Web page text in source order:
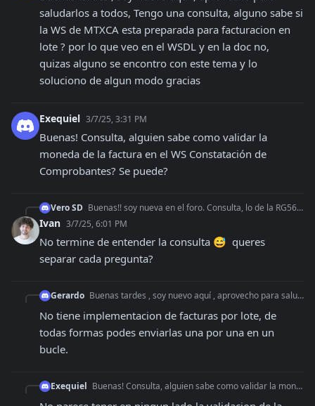
saludarlos a todos, Tengo una consulta, alguno sabe si
la WS de MTXCA esta preparada para facturacion en
lote ? por lo que veo en el WSDL y en la doc no,
quizas alguno se encontro con este tema y lo
soluciono de algun modo gracias
Exequiel 3/7/25, 3:31 PM
Buenas! Consulta, alguien sabe como validar la
moneda de la factura en el WS Constatación de
Comprobantes? Se puede?
Vero SD Buenas!! soy nueva en el foro. Consulta, lo de la RG5616 ya está implementado en Homologación en el regimen 2758 de Exportación ? o solo los locales 4291 y deta
Ivan 3/7/25, 6:01 PM
No termine de entender la consulta 😅  queres
separar cada pregunta?
Gerardo Buenas tardes , soy nuevo aquí , aprovecho para saludarlos a todos, Tengo una consulta, alguno sabe si la WS de MTXCA esta preparada para facturacion en lote ?
No tiene implementacion de facturas por lote, de
todas formas podes enviarlas una por una en un
bucle.
Exequiel Buenas! Consulta, alguien sabe como validar la moneda de la factura en el WS Constatación de Comprobantes? Se puede?